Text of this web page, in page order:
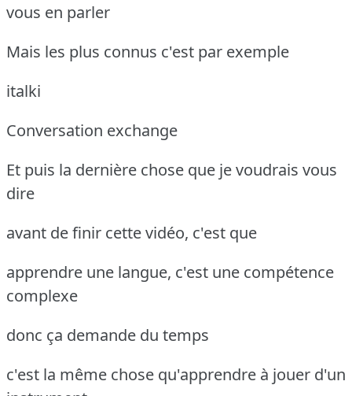
vous en parler
Mais les plus connus c'est par exemple
italki
Conversation exchange
Et puis la dernière chose que je voudrais vous
dire
avant de finir cette vidéo, c'est que
apprendre une langue, c'est une compétence
complexe
donc ça demande du temps
c'est la même chose qu'apprendre à jouer d'un